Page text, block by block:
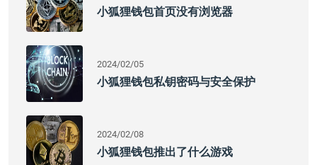
小狐狸钱包首页没有浏览器
2024/02/05
小狐狸钱包私钥密码与安全保护
2024/02/08
小狐狸钱包推出了什么游戏